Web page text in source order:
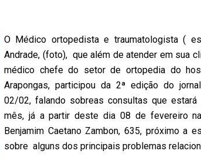
O Médico ortopedista e traumatologista (
Andrade, (foto), que além de atender em sua
médico chefe do setor de ortopedia do
Arapongas, participou da 2ª edição do
02/02, falando sobreas consultas que
mês, já a partir deste dia 08 de fevereiro
Benjamim Caetano Zambon, 635, próximo a
sobre alguns dos principais problemas